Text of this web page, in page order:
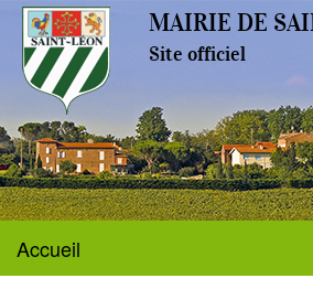
MAIRIE DE
Site officiel
Accueil